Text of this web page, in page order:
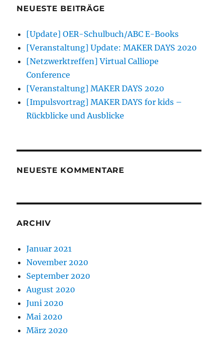
NEUESTE BEITRÄGE
[Update] OER-Schulbuch/ABC E-Books
[Veranstaltung] Update: MAKER DAYS 2020
[Netzwerktreffen] Virtual Calliope
Conference
[Veranstaltung] MAKER DAYS 2020
[Impulsvortrag] MAKER DAYS for kids –
Rückblicke und Ausblicke
NEUESTE KOMMENTARE
ARCHIV
Januar 2021
November 2020
September 2020
August 2020
Juni 2020
Mai 2020
März 2020